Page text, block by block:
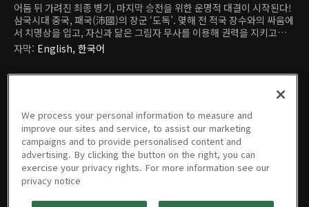
어둠 뒤 가려진 최종 병기, 마지막 승전을 위한 운명적 대결이 시작된다!
삼국시대 중국, 패국(沛國)의 장군 ‘도독’. 몇해 전 적국 장수와의 싸움에
서 치명상을 입고, 자신과 닮은 그림자 무사를 이용해 권력을 지키고자
한다. 시간이 흐를수록 권력과 야망에 눈이 멀어가며 진짜 ‘도독’을 넘어
서려는 그림자 무사. 팽팽한 신경전 끝에 목숨을 건 두 사람의 한 판 승부
자막: English, 한국어
영화
We process your personal information to measure and
improve our sites and service, to assist our marketing
campaigns and to provide personalised content and
advertising. By clicking the button on the right, you can
exercise your privacy rights. For more information see our
privacy notice